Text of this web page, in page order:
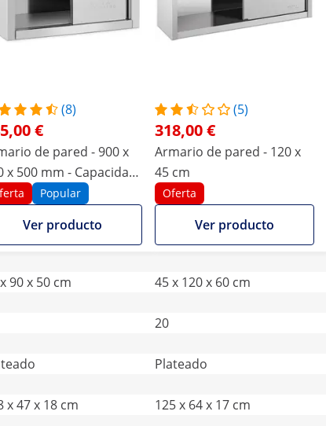
(8)
€
de pared - 900 x
x 500 mm - Capacidad
carga por estante: 60
Royal Catering
Popular
Ver producto
(5)
318,00 €
Armario de pared - 120 x
45 cm
Oferta
Ver producto
90 x 50 cm 45 x 120 x 60 cm
20
Plateado
x 47 x 18 cm 125 x 64 x 17 cm